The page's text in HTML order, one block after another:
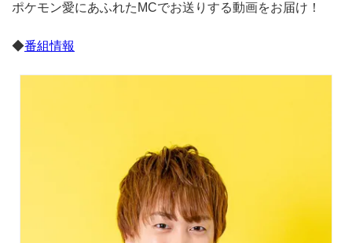
ポケモン愛にあふれたMCでお送りする動画をお届け！
◆番組情報